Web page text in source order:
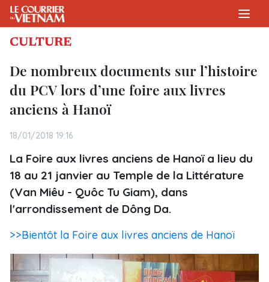
CULTURE
De nombreux documents sur l’histoire
du PCV lors d’une foire aux livres
anciens à Hanoï
18/01/2018 19:16
La Foire aux livres anciens de Hanoï a lieu du
18 au 21 janvier au Temple de la Littérature
(Van Miêu - Quôc Tu Giam), dans
l'arrondissement de Dông Da.
>>Bientôt la Foire aux livres anciens de Hanoï